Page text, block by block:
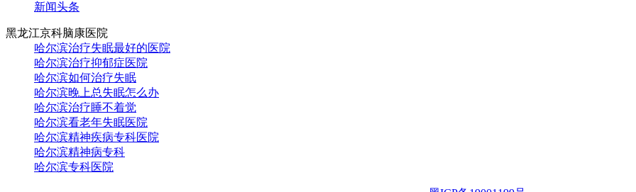
新闻头条
黑龙江京科脑康医院
哈尔滨治疗失眠最好的医院
哈尔滨治疗抑郁症医院
哈尔滨如何治疗失眠
哈尔滨晚上总失眠怎么办
哈尔滨治疗睡不着觉
哈尔滨看老年失眠医院
哈尔滨精神疾病专科医院
哈尔滨精神病专科
哈尔滨专科医院